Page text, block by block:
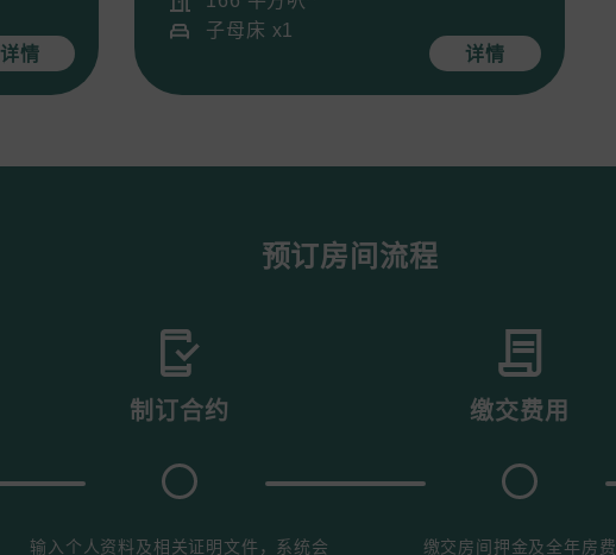
详情
子母床 x1
详情
预订房间流程
制订合约
输入个人资料及相关证明文件，系统会
缴交费用
缴交房间押金​​及全年房费​